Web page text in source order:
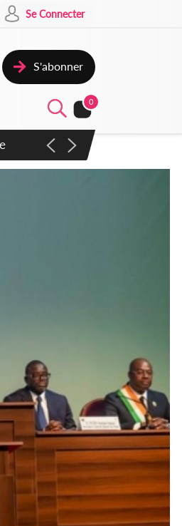
Se Connecter
S'abonner
0